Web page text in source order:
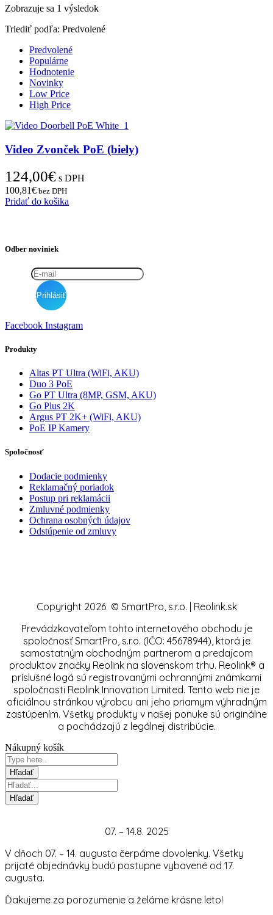
Zobrazuje sa 1 výsledok
Triediť podľa: Predvolené
Predvolené
Populárne
Hodnotenie
Novinky
Low Price
High Price
Video Zvonček PoE (biely)
124,00€ s DPH
100,81€ bez DPH
Pridať do košika
Odber noviniek
Facebook Instagram
Produkty
Altas PT Ultra (WiFi, AKU)
Duo 3 PoE
Go PT Ultra (8MP, GSM, AKU)
Go Plus 2K
Argus PT 2K+ (WiFi, AKU)
PoE IP Kamery
Spoločnosť
Dodacie podmienky
Reklamačný poriadok
Postup pri reklamácii
Zmluvné podmienky
Ochrana osobných údajov
Odstúpenie od zmluvy
Copyright 2026 © SmartPro, s.r.o. | Reolink.sk
Prevádzkovateľom tohto internetového obchodu je
spoločnosť SmartPro, s.r.o. (IČO: 45678944), ktorá je
samostatným obchodným partnerom a predajcom
produktov značky Reolink na slovenskom trhu. Reolink® a
príslušné logá sú registrovanými ochrannými známkami
spoločnosti Reolink Innovation Limited. Tento web nie je
oficiálnou stránkou výrobcu ani jeho priamym výhradným
zastúpením. Všetky produkty v našej ponuke sú originálne
a pochádzajú z legálnej distribúcie.
Nákupný košík
07. – 14.8. 2025
V dňoch 07. – 14. augusta čerpáme dovolenky. Všetky
prijaté objednávky budú postupne vybavené od 17.
augusta.
Ďakujeme za porozumenie a želáme krásne leto!